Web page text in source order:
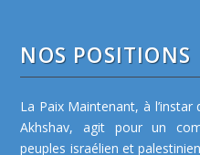
NOS POSITIONS
La Paix Maintenant, à
Akhshav, agit pour un
peuples israélien et